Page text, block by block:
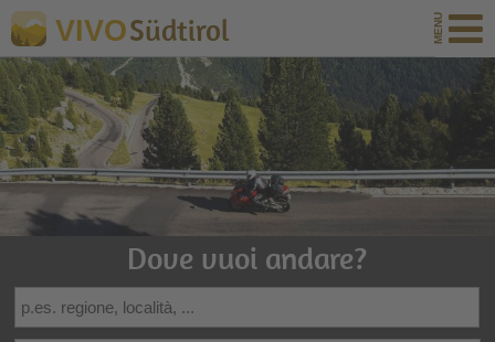
VIVOSüdtirol
Dove vuoi andare?